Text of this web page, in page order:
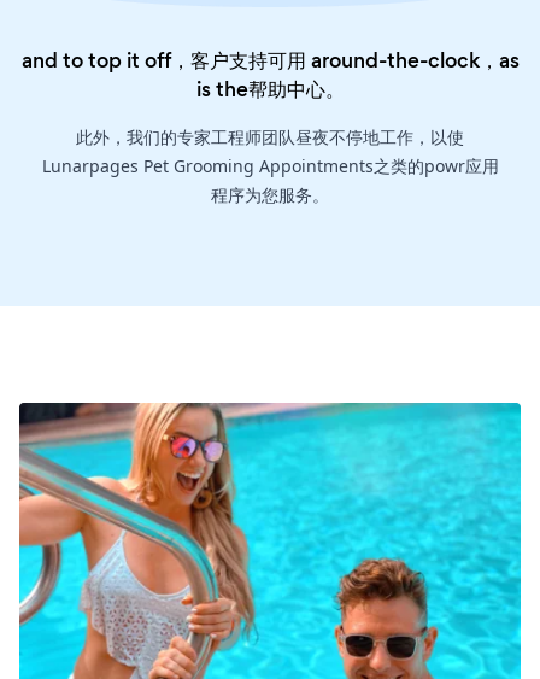
and to top it off，客户支持可用 around-the-clock，as
is the帮助中心。
此外，我们的专家工程师团队昼夜不停地工作，以使
Lunarpages Pet Grooming Appointments之类的powr应用
程序为您服务。